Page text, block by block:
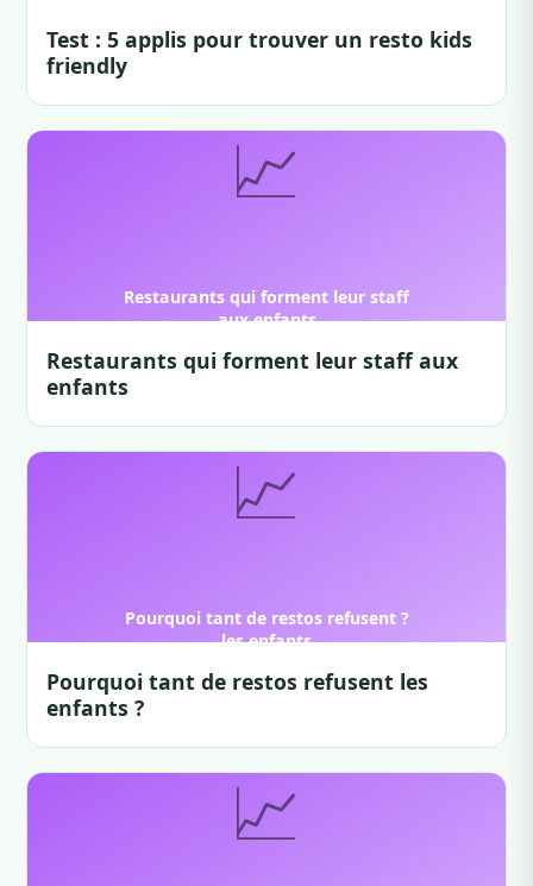
Test : 5 applis pour trouver un resto kids
friendly
Restaurants qui forment leur staff aux
enfants
Pourquoi tant de restos refusent les
enfants ?